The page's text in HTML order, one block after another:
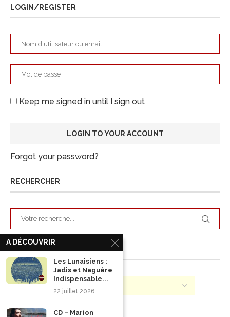
LOGIN/REGISTER
Keep me signed in until I sign out
Forgot your password?
RECHERCHER
ARCHIVES
A DÉCOUVRIR
Les Lunaisiens :
Jadis et Naguère
Indispensable...
22 juillet 2026
CD – Marion